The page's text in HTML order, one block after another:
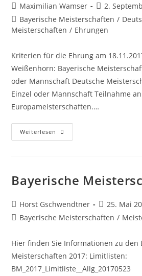
Beitrags-
Autor:
Maximilian Wamser
Beitrag
2.
Beitrags-
Kategorie:
Bayerische Meisterschaften /
Meisterschaften / Ehrungen
Kriterien für die Ehrung am
Weißenhorn: Bayerische
oder Mannschaft Deutsche
Einzel oder Mannschaft Teilnahme
Europameisterschaften.…
Weiterlesen Bezirkssportlerehrung
2017
Bayerische
Beitrags-
Autor:
Horst Gschwendtner
Beitrag
25. Mai
Beitrags-
Bayerische Meisterschaften /
Hier finden Sie Informationen zu den
Meisterschaften 2017: Limitlisten:
BM_2017_Limitliste__Allg_20170523